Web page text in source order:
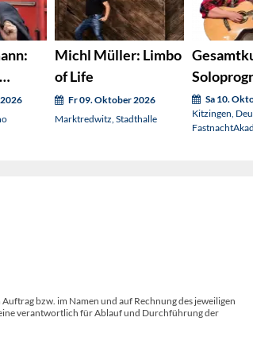
Michl Müller: Limbo
of Life
Fr 09. Oktober 2026
Marktredwitz, Stadthalle
Thomas
Sa 10.
Kitzingen,
bzw. im Namen und auf Rechnung des jeweiligen
verantwortlich für Ablauf und Durchführung der